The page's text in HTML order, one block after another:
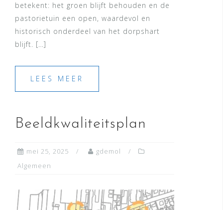
betekent: het groen blijft behouden en de
pastorietuin een open, waardevol en
historisch onderdeel van het dorpshart
blijft. […]
LEES MEER
Beeldkwaliteitsplan
mei 25, 2025
gdemol
Algemeen